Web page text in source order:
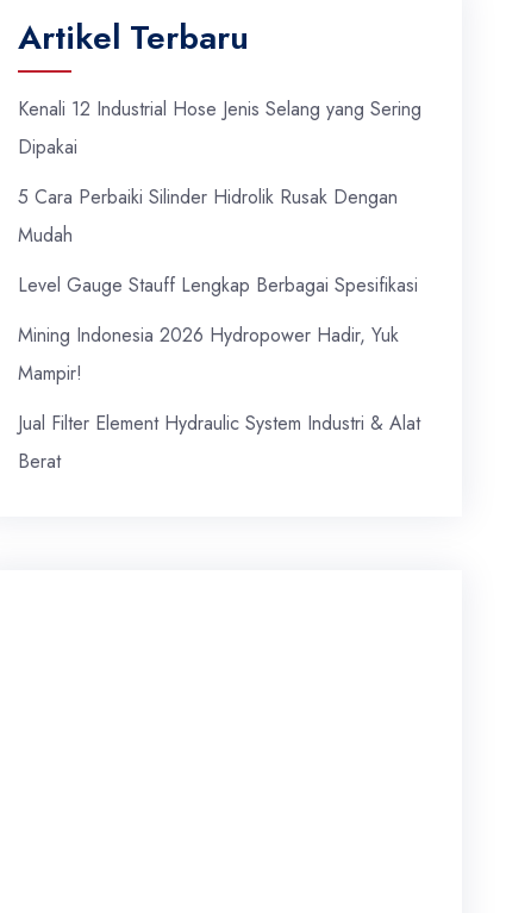
Artikel Terbaru
Kenali 12 Industrial Hose Jenis Selang yang Sering
Dipakai
5 Cara Perbaiki Silinder Hidrolik Rusak Dengan
Mudah
Level Gauge Stauff Lengkap Berbagai Spesifikasi
Mining Indonesia 2026 Hydropower Hadir, Yuk
Mampir!
Jual Filter Element Hydraulic System Industri & Alat
Berat